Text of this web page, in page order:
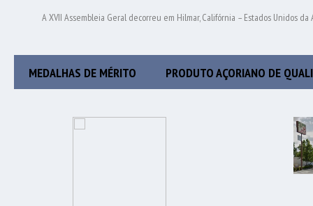
A XVII Assembleia Geral decorreu em Hilmar, Califórnia – Estados Unidos da
MEDALHAS DE MÉRITO PRODUTO AÇORIANO DE